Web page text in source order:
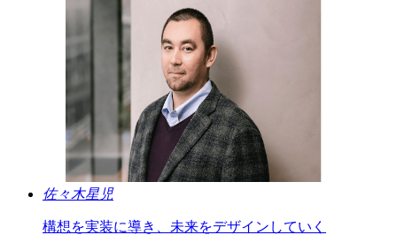
佐々木星児
構想を実装に導き、未来をデザインしていく